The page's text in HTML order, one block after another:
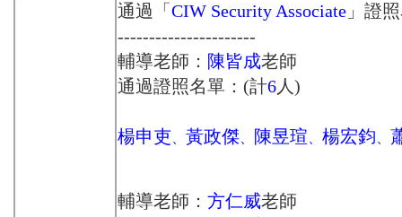
通過「 CIW Security Associate 」證
----------------------
輔導老師： 陳皆成老師
通過證照名單：(計6人)
楊申吏、 黃政傑、 陳昱瑄、 楊宏鈞、
輔導老師： 方仁威老師